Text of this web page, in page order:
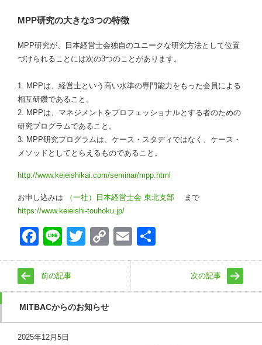
MPP研究の大きな3つの特徴
MPP研究が、日本経営士会独自のユニークな研究方法として位置
づけられることには次の3つのことがあります。
1. MPPは、経営士という高い水準の専門能力をもった会員による
相互研鑽であること。
2. MPPは、マネジメントをプロフェッショナルとする者のための
研究プログラムであること。
3. MPP研究プログラムは、ケース・スタディではなく、ケース・
メソッドとしてとらえるものであること。
http://www.keieishikai.com/seminar/mpp.html
お申し込みは （一社）日本経営士会 東北支部 まで
https://www.keieishi-touhoku.jp/
Face Line Twitt Copy Emai
前の記事 次の記事
MITBACからのお知らせ
2025年12月5日